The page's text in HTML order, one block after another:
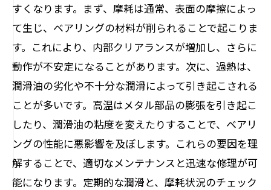
すくなります。まず、摩耗は通常、表面の摩擦によっ
て生じ、ベアリングの材料が削られることで起こりま
す。これにより、内部クリアランスが増加し、さらに
動作が不安定になることがあります。次に、過熱は、
潤滑油の劣化や不十分な潤滑によって引き起こされる
ことが多いです。高温はメタル部品の膨張を引き起こ
したり、潤滑油の粘度を変えたりすることで、ベアリ
ングの性能に悪影響を及ぼします。これらの要因を理
解することで、適切なメンテナンスと迅速な修理が可
能になります。定期的な潤滑と、摩耗状況のチェック